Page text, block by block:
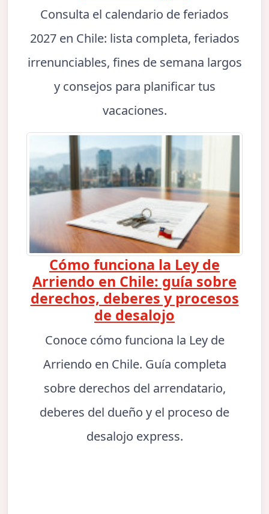
Consulta el calendario de feriados
2027 en Chile: lista completa, feriados
irrenunciables, fines de semana largos
y consejos para planificar tus
vacaciones.
Cómo funciona la Ley de
Arriendo en Chile: guía sobre
derechos, deberes y procesos
de desalojo
Conoce cómo funciona la Ley de
Arriendo en Chile. Guía completa
sobre derechos del arrendatario,
deberes del dueño y el proceso de
desalojo express.